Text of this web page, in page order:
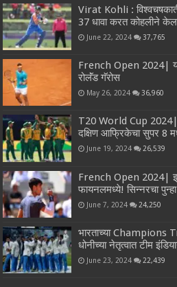
Virat Kohli :
37 धावा करत कोहलीने केला
June 22, 2024 37,765
French Open 2024|
रोलॅंड गॅरोस
May 26, 2024 36,960
T20 World Cup
दक्षिण आफ्रिकेचा सुपर 8
June 19, 2024 26,539
French Open 2024|
फायनलमध्ये! सिन्नरचा
June 7, 2024 24,250
भारताच्या Champions
धोनीच्या नेतृत्वात टीम
June 23, 2024 22,439